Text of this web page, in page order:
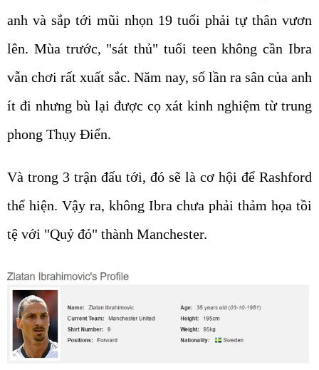
anh và sắp tới mũi nhọn 19 tuổi phải tự thân vươn
lên. Mùa trước, "sát thủ" tuổi teen không cần Ibra
vẫn chơi rất xuất sắc. Năm nay, số lần ra sân của anh
ít đi nhưng bù lại được cọ xát kinh nghiệm từ trung
phong Thụy Điển.
Và trong 3 trận đấu tới, đó sẽ là cơ hội để Rashford
thể hiện. Vậy ra, không Ibra chưa phải thảm họa tồi
tệ với "Quỷ đỏ" thành Manchester.